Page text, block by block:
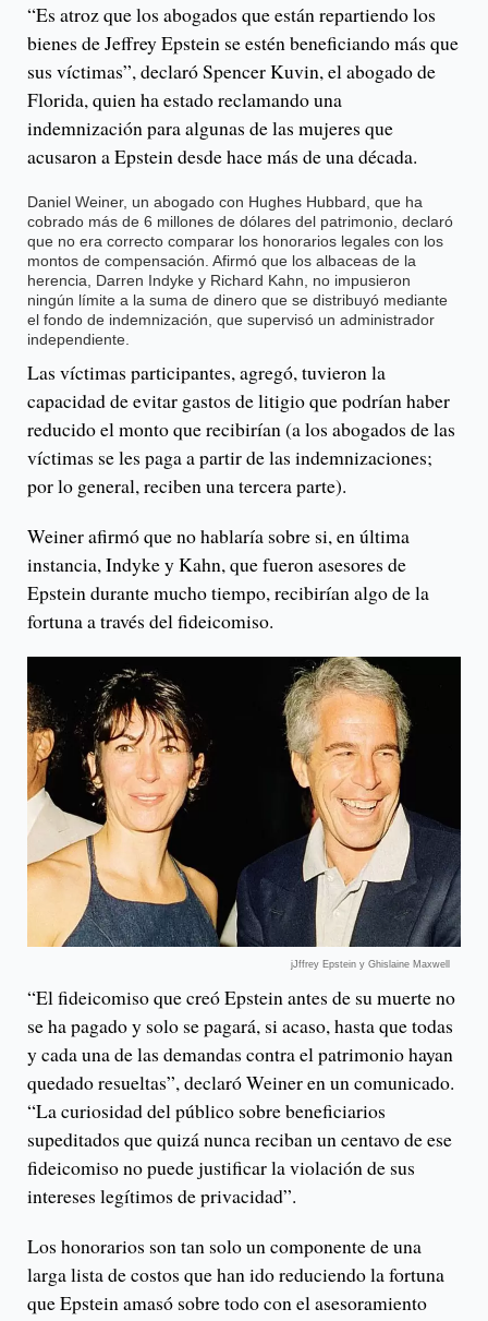
“Es atroz que los abogados que están repartiendo los
bienes de Jeffrey Epstein se estén beneficiando más que
sus víctimas”, declaró Spencer Kuvin, el abogado de
Florida, quien ha estado reclamando una
indemnización para algunas de las mujeres que
acusaron a Epstein desde hace más de una década.
Daniel Weiner, un abogado con Hughes Hubbard, que ha
cobrado más de 6 millones de dólares del patrimonio, declaró
que no era correcto comparar los honorarios legales con los
montos de compensación. Afirmó que los albaceas de la
herencia, Darren Indyke y Richard Kahn, no impusieron
ningún límite a la suma de dinero que se distribuyó mediante
el fondo de indemnización, que supervisó un administrador
independiente.
Las víctimas participantes, agregó, tuvieron la
capacidad de evitar gastos de litigio que podrían haber
reducido el monto que recibirían (a los abogados de las
víctimas se les paga a partir de las indemnizaciones;
por lo general, reciben una tercera parte).
Weiner afirmó que no hablaría sobre si, en última
instancia, Indyke y Kahn, que fueron asesores de
Epstein durante mucho tiempo, recibirían algo de la
fortuna a través del fideicomiso.
jJffrey Epstein y Ghislaine Maxwell
“El fideicomiso que creó Epstein antes de su muerte no
se ha pagado y solo se pagará, si acaso, hasta que todas
y cada una de las demandas contra el patrimonio hayan
quedado resueltas”, declaró Weiner en un comunicado.
“La curiosidad del público sobre beneficiarios
supeditados que quizá nunca reciban un centavo de ese
fideicomiso no puede justificar la violación de sus
intereses legítimos de privacidad”.
Los honorarios son tan solo un componente de una
larga lista de costos que han ido reduciendo la fortuna
que Epstein amasó sobre todo con el asesoramiento